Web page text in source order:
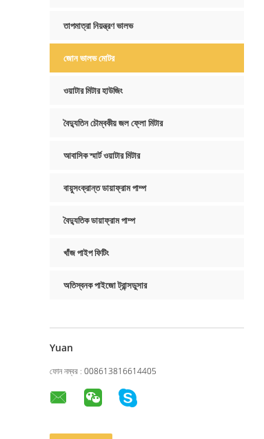
তাপমাত্রা নিয়ন্ত্রণ ভালভ
জোন ভালভ মোটর
ওয়াটার মিটার হাউজিং
বৈদ্যুতিন চৌম্বকীয় জল ফ্লো মিটার
আবাসিক স্মার্ট ওয়াটার মিটার
বায়ুসংক্রান্ত ডায়াফ্রাম পাম্প
বৈদ্যুতিক ডায়াফ্রাম পাম্প
খাঁজ পাইপ ফিটিং
অতিস্বনক পাইজো ট্রান্সডুসার
Yuan
ফোন নম্বর : 008613816614405